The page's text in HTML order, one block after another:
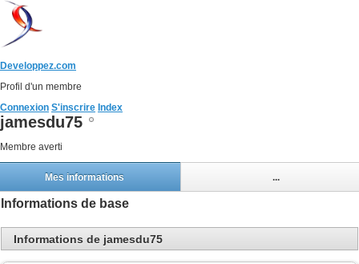
Developpez.com
Profil d'un membre
Connexion S'inscrire Index
jamesdu75
Membre averti
Mes informations ...
Informations de base
Informations de jamesdu75